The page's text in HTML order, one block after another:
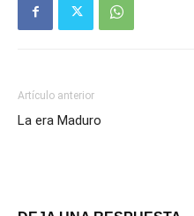
Artículo anterior
La era Maduro